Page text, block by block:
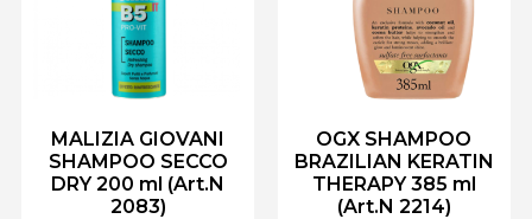
MALIZIA GIOVANI
SHAMPOO SECCO
DRY 200 ml (Art.N
2083)
OGX SHAMPOO
BRAZILIAN KERATIN
THERAPY 385 ml
(Art.N 2214)